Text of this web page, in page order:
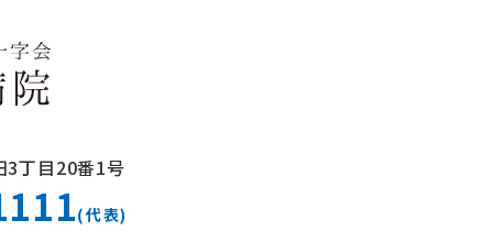
3丁目20番1号
(代表)